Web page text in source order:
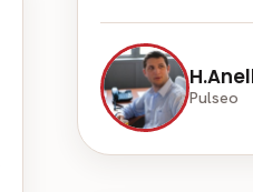
Pulseo